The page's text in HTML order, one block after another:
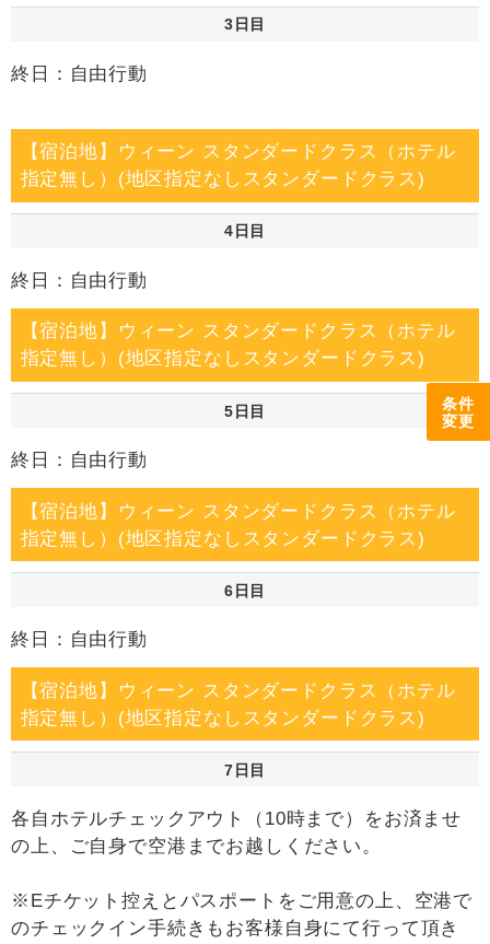
条件
変更
3日目
終日：自由行動
【宿泊地】ウィーン スタンダードクラス（ホテル
指定無し）(地区指定なしスタンダードクラス)
4日目
終日：自由行動
【宿泊地】ウィーン スタンダードクラス（ホテル
指定無し）(地区指定なしスタンダードクラス)
5日目
終日：自由行動
【宿泊地】ウィーン スタンダードクラス（ホテル
指定無し）(地区指定なしスタンダードクラス)
6日目
終日：自由行動
【宿泊地】ウィーン スタンダードクラス（ホテル
指定無し）(地区指定なしスタンダードクラス)
7日目
各自ホテルチェックアウト（10時まで）をお済ませ
の上、ご自身で空港までお越しください。
※Eチケット控えとパスポートをご用意の上、空港で
のチェックイン手続きもお客様自身にて行って頂き